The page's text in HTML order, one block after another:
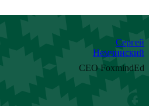
Сергей
Немчинский
CEO FoxmindEd